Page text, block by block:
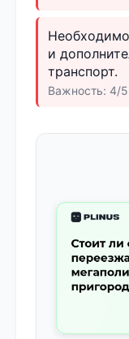
и
транспорт.
Важность: 4/5